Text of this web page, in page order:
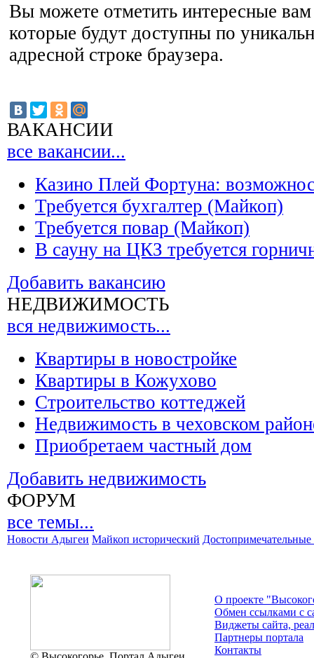
Вы можете отметить интересные
которые будут доступны по
адресной строке браузера.
ВАКАНСИИ
все вакансии...
Казино Плей Фортуна:
Требуется бухгалтер (Майкоп)
Требуется повар (Майкоп)
В сауну на ЦКЗ требуется
Добавить вакансию
НЕДВИЖИМОСТЬ
вся недвижимость...
Квартиры в новостройке
Квартиры в Кожухово
Строительство коттеджей
Недвижимость в чеховском
Приобретаем частный дом
Добавить недвижимость
ФОРУМ
все темы...
Новости Адыгеи Майкоп исторический Достопримечательные
О проекте
Обмен ссылками c
Виджеты сайта,
Партнеры портала
Контакты